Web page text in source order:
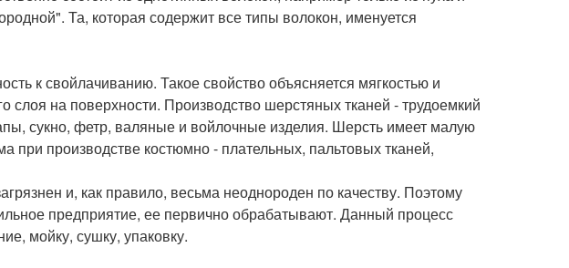
Та, которая содержит все типы волокон, именуется
к свойлачиванию. Такое свойство объясняется мягкостью и
слоя на поверхности. Производство шерстяных тканей - трудоемкий
сукно, фетр, валяные и войлочные изделия. Шерсть имеет малую
при производстве костюмно - плательных, пальтовых тканей,
и, как правило, весьма неоднороден по качеству. Поэтому
предприятие, ее первично обрабатывают. Данный процесс
мойку, сушку, упаковку.